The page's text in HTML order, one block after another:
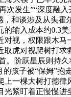
次发生”“深度融
和谈涉及从头
输入成本约0.3
视，权限跟木
虎对视爬树打
。阶跃星辰则持
孩子被“保姆”
一棵大树打德
紧盯着正慢慢